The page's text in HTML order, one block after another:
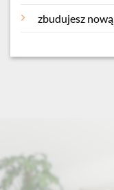
zbudujesz